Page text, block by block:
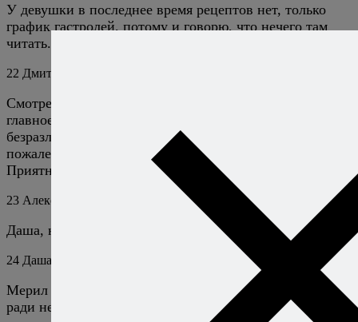
У девушки в последнее время рецептов нет, только
график гастролей, потому и говорю, что нечего там
читать. А рецепты из книжки — гугл вам в помощь.
22 Дмитрий
Смотрел фильм на одном дыхании. Игра актёров, а
главное сюжет, ни кому на этом сайте, не
безразличный, сделали своё дело. Ни секунды не
пожалел, что потратил время на просмотр фильма.
Приятного аппетита.
23 Алексей Онегин 30 января 2010 Ответить
Даша, ну а я о чем? :)
24 Даша Минаева
Мерил Стрип, по сути, спасает этот фильм. Только
ради нее смотреть и стоит.